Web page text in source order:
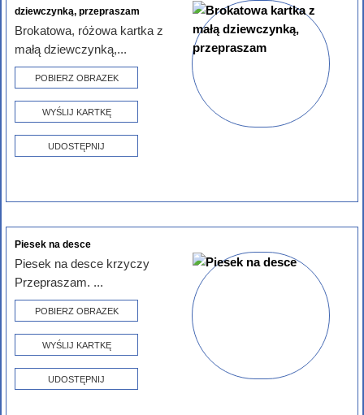
dziewczynką, przepraszam
Brokatowa, różowa kartka z
małą dziewczynką,...
POBIERZ OBRAZEK
WYŚLIJ KARTKĘ
UDOSTĘPNIJ
Piesek na desce
Piesek na desce krzyczy
Przepraszam. ...
POBIERZ OBRAZEK
WYŚLIJ KARTKĘ
UDOSTĘPNIJ